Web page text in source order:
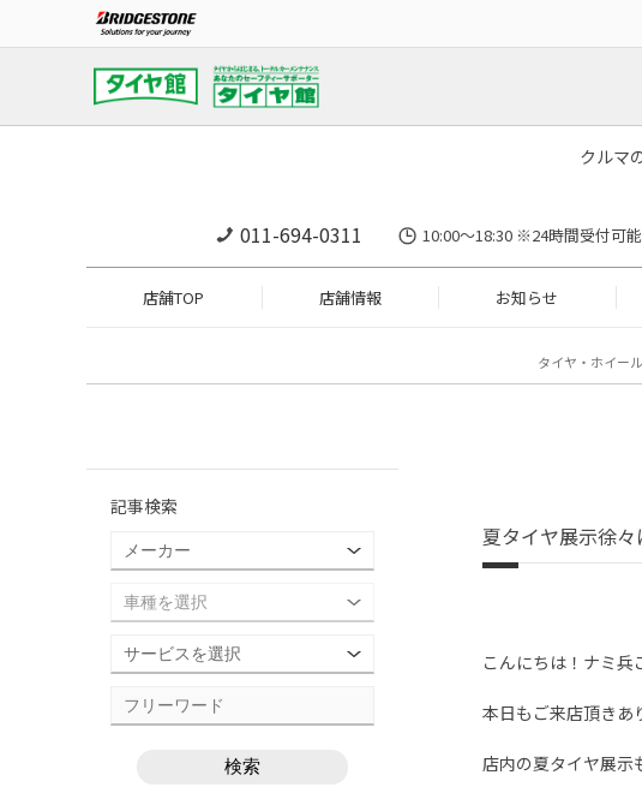
クルマ
011-694-0311 10:00～18:30 ※24時間受付可
店舗TOP 店舗情報 お知らせ
タイヤ・ホイー
夏タイヤ展示徐
こんにちは！ナミ兵
本日もご来店頂きあ
店内の夏タイヤ展示
記事検索